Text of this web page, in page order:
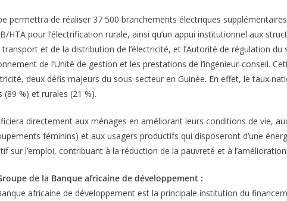
permettra de réaliser 37 500 branchements électriques
HTA pour l’électrification rurale, ainsi qu’un appui institutionnel aux
et de la distribution de l’électricité, et l’Autorité de régulation du
de l’Unité de gestion et les prestations de l’ingénieur-conseil.
deux défis majeurs du sous-secteur en Guinée. En effet, le taux
(89 %) et rurales (21 %).
directement aux ménages en améliorant leurs conditions de vie,
féminins) et aux usagers productifs qui disposeront d’une
sur l’emploi, contribuant à la réduction de la pauvreté et à
de la Banque africaine de développement :
africaine de développement est la principale institution du